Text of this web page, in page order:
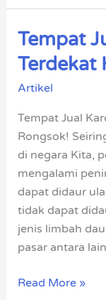
Tempat
Terdekat
Artikel
Tempat Jual
Rongsok!
di negara Kita,
mengalami
dapat didaur
tidak dapat
jenis limbah
pasar antara
Tempat
Jual
Kardus
Bekas
Harga
Tinggi
Read More »